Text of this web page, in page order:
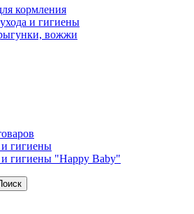
кормления
и гигиены
вожжи
и гигиены
и гигиены "Happy Baby"